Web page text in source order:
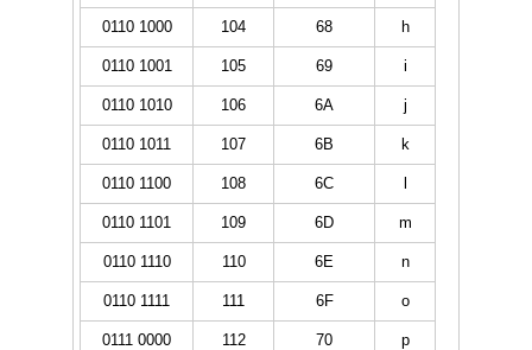
0110 1000 104 68 h
0110 1001 105 69 i
0110 1010 106 6A j
0110 1011 107 6B k
0110 1100 108 6C
0110 1101 109 6D m
0110 1110 110 6E n
0110 1111 111 6F o
0111 0000 112 70 p